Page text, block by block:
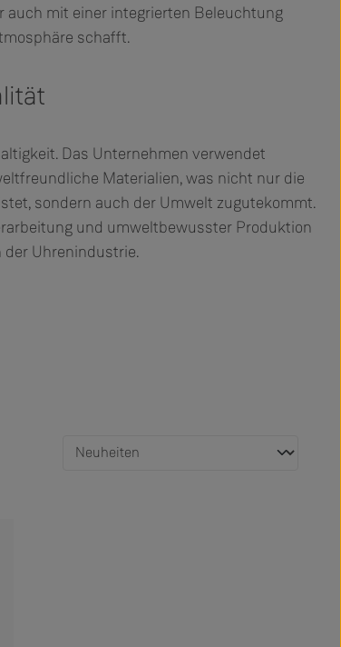
auch mit einer integrierten Beleuchtung
schafft.
Das Unternehmen verwendet
Materialien, was nicht nur die
sondern auch der Umwelt zugutekommt.
und umweltbewusster Produktion
der Uhrenindustrie.